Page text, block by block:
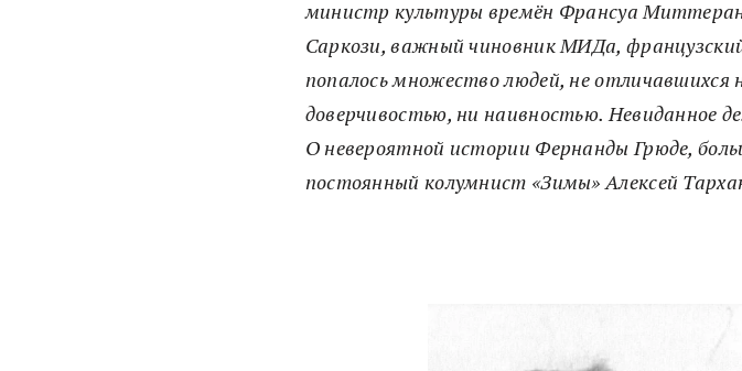
министр культуры времён Франсуа
Саркози, важный чиновник МИДа,
попалось множество людей, не отличавшихся
доверчивостью, ни наивностью. Невиданное
О невероятной истории Фернанды Грюде,
постоянный колумнист «Зимы» Алексей